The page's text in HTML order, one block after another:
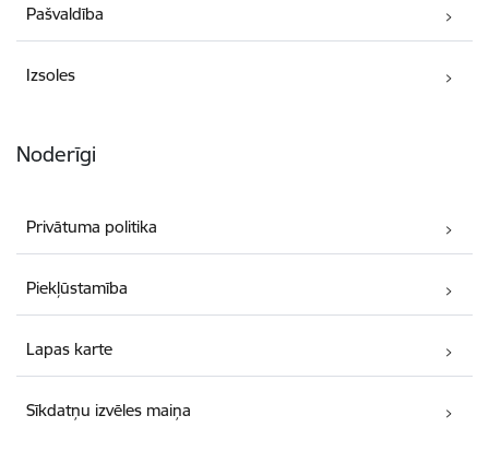
Pašvaldība
Izsoles
Noderīgi
Privātuma politika
Piekļūstamība
Lapas karte
Sīkdatņu izvēles maiņa